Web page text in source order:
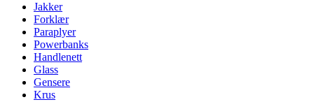
Jakker
Forklær
Paraplyer
Powerbanks
Handlenett
Glass
Gensere
Krus